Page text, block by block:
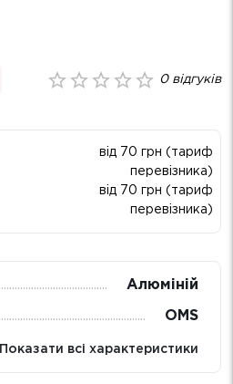
0відгуків
від 70 грн (тариф
перевізника)
від 70 грн (тариф
перевізника)
Алюміній
OMS
Показати всі характеристики